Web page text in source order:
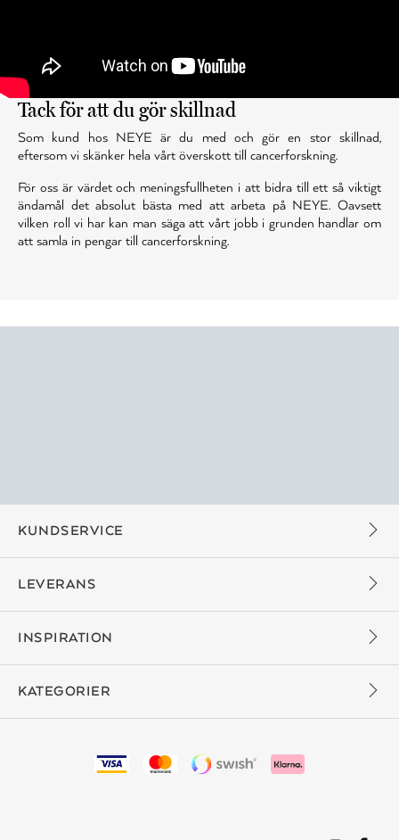
Tack för att du gör skillnad
Som kund hos NEYE är du med och gör en stor skillnad,
eftersom vi skänker hela vårt överskott till cancerforskning.
För oss är värdet och meningsfullheten i att bidra till ett så viktigt
ändamål det absolut bästa med att arbeta på NEYE. Oavsett
vilken roll vi har kan man säga att vårt jobb i grunden handlar om
att samla in pengar till cancerforskning.
KUNDSERVICE
LEVERANS
INSPIRATION
KATEGORIER